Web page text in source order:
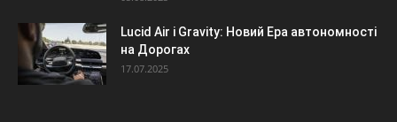
Lucid Air і Gravity: Новий Ера автономності
на Дорогах
17.07.2025